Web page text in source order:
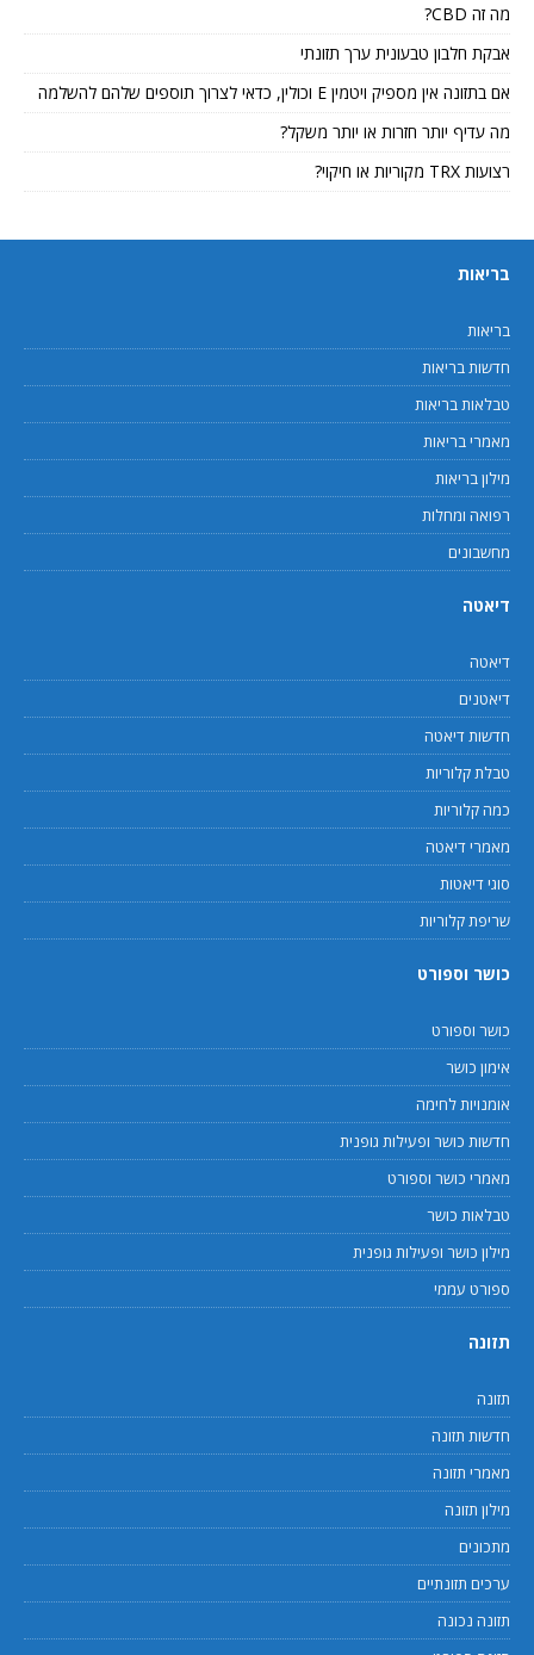
מה זה CBD?
אבקת חלבון טבעונית ערך תזונתי
אם בתזונה אין מספיק ויטמין E וכולין, כדאי לצרוך תוספים שלהם להשלמה
מה עדיף יותר חזרות או יותר משקל?
רצועות TRX מקוריות או חיקוי?
בריאות
בריאות
חדשות בריאות
טבלאות בריאות
מאמרי בריאות
מילון בריאות
רפואה ומחלות
מחשבונים
דיאטה
דיאטה
דיאטנים
חדשות דיאטה
טבלת קלוריות
כמה קלוריות
מאמרי דיאטה
סוגי דיאטות
שריפת קלוריות
כושר וספורט
כושר וספורט
אימון כושר
אומנויות לחימה
חדשות כושר ופעילות גופנית
מאמרי כושר וספורט
טבלאות כושר
מילון כושר ופעילות גופנית
ספורט עממי
תזונה
תזונה
חדשות תזונה
מאמרי תזונה
מילון תזונה
מתכונים
ערכים תזונתיים
תזונה נכונה